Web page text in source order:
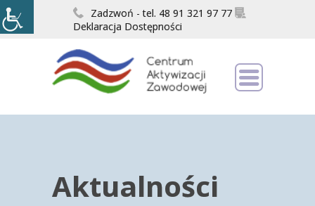
Zadzwoń - tel. 48 91 321 97 77
Deklaracja Dostępności
Aktualności